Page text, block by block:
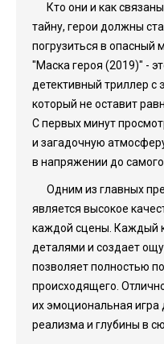
Кто они и как
тайну, герои должны
погрузиться в опасный
"Маска героя (2019)" -
детективный триллер с
который не оставит
С первых минут
и загадочную
в напряжении до
Одним из главных
является высокое
каждой сцены. Каждый
деталями и создает
позволяет полностью
происходящего.
их эмоциональная
реализма и глубины в